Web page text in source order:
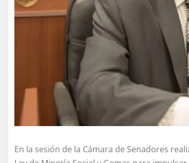
En la sesión de la Cámara de Senadores